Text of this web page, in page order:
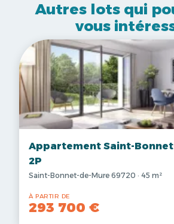
Autres lots qui
vous
Appartement Saint-
2P
Saint-Bonnet-de-Mure 69720 · 45 m²
À PARTIR DE
293 700 €